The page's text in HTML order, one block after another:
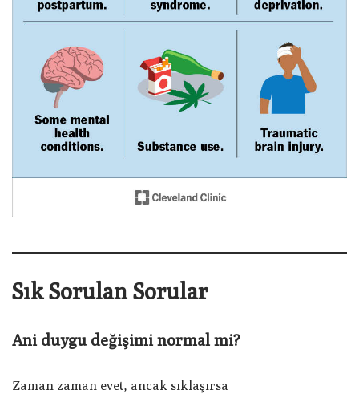
Sık Sorulan Sorular
Ani duygu değişimi normal mi?
Zaman zaman evet, ancak sıklaşırsa